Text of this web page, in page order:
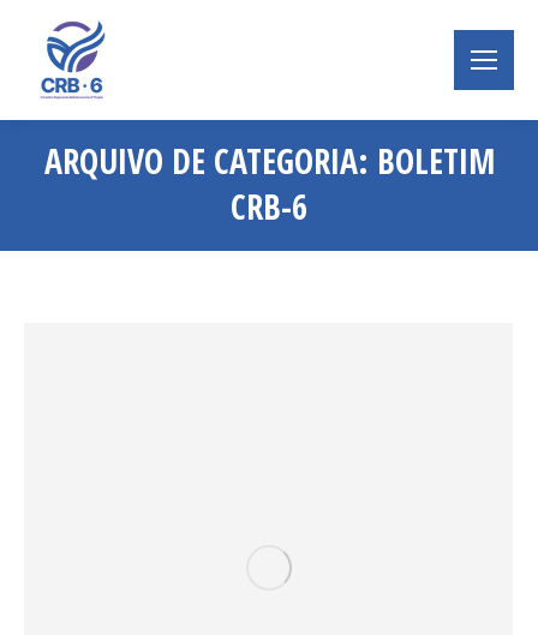
ARQUIVO DE CATEGORIA: BOLETIM
CRB-6
Você está aqui: